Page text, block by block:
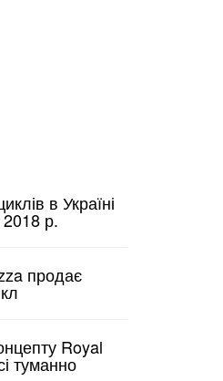
в Україні
2018 р.
продає
Royal
туманно